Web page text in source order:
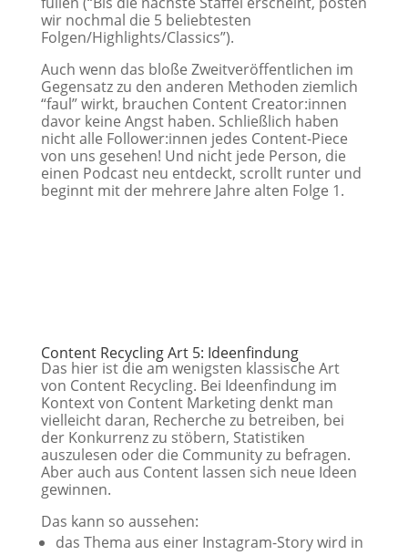
wir nochmal die 5 beliebtesten
Folgen/Highlights/Classics”).
Auch wenn das bloße Zweitveröffentlichen im
Gegensatz zu den anderen Methoden ziemlich
“faul” wirkt, brauchen Content Creator:innen
davor keine Angst haben. Schließlich haben
nicht alle Follower:innen jedes Content-Piece
von uns gesehen! Und nicht jede Person, die
einen Podcast neu entdeckt, scrollt runter und
beginnt mit der mehrere Jahre alten Folge 1.
Content Recycling Art 5: Ideenfindung
Das hier ist die am wenigsten klassische Art
von Content Recycling. Bei Ideenfindung im
Kontext von Content Marketing denkt man
vielleicht daran, Recherche zu betreiben, bei
der Konkurrenz zu stöbern, Statistiken
auszulesen oder die Community zu befragen.
Aber auch aus Content lassen sich neue Ideen
gewinnen.
Das kann so aussehen:
das Thema aus einer Instagram-Story wird in